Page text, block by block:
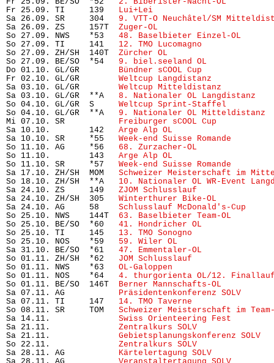
Fr 25.09. TI     139
Lui+Lei
Sa 26.09. SR     304 9. VTT-O Neuchâtel/SM
Sa 26.09. ZS     157T Zuger-OL
So 27.09. NWS    *53 48. Baselbieter Einzel-OL
So 27.09. TI     141 12. TMO Lucomagno
So 27.09. ZH/SH  140T Zürcher OL
So 27.09. BE/SO  *54 9. biel.seeland OL
Do 01.10. GL/GR
Bündner sCOOL Cup
Fr 02.10. GL/GR Weltcup Langdistanz
Sa 03.10. GL/GR Weltcup Mitteldistanz
Sa 03.10. GL/GR  **A 8. Nationaler OL Langdistanz
So 04.10. GL/GR  S Weltcup Sprint-Staffel
So 04.10. GL/GR  **A 9. Nationaler OL Mitteldistanz
Mi 07.10. SR
Freiburger sCOOL Cup
Sa 10.10.        142 Arge Alp OL
Sa 10.10. SR     *55 Week-end Suisse Romande
So 11.10. AG     *56 68. Zurzacher-OL
So 11.10.        143 Arge Alp OL
So 11.10. SR     *57 Week-end Suisse Romande
Sa 17.10. ZH/SH  MOM Schweizer Meisterschaft im
So 18.10. ZH/SH  **A 10. Nationaler OL WR-Event
Sa 24.10. ZS     149 ZJOM Schlusslauf
Sa 24.10. ZH/SH  305 Winterthurer Bike-OL
Sa 24.10. AG     58 Schlusslauf McDonald's-Cup
So 25.10. NWS    144T 63. Baselbieter Team-OL
So 25.10. BE/SO  *60 41. Hondricher OL
So 25.10. TI     145 13. TMO Sonogno
So 25.10. NOS    *59 59. Wiler OL
Sa 31.10. BE/SO  *61 47. Emmentaler-OL
So 01.11. ZH/SH  *62 JOM Schlusslauf
So 01.11. NWS    *63 OL-Galoppen
So 01.11. NOS    *64 4. thurgorienta OL/12. Finallauf
So 01.11. BE/SO  146T
Berner Mannschafts-OL
Sa 07.11. AG
Präsidentenkonferenz SOLV
Sa 07.11. TI     147 14. TMO Taverne
So 08.11. SR     TOM Schweizer Meisterschaft im Team-
Sa 14.11. Swiss Orienteering Fest
Sa 21.11. Zentralkurs SOLV
Sa 21.11. Gebietsplanungskonferenz SOLV
So 22.11. Zentralkurs SOLV
Sa 28.11. AG
Kärtelertagung SOLV